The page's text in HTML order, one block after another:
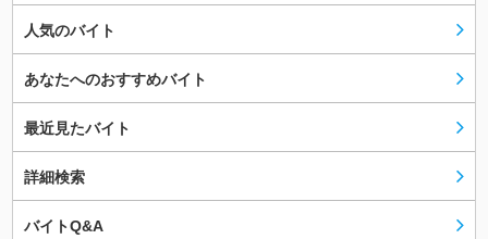
人気のバイト
あなたへのおすすめバイト
最近見たバイト
詳細検索
バイトQ&A